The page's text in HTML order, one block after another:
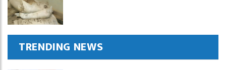
TRENDING NEWS